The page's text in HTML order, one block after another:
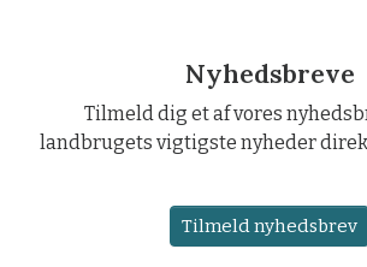
Nyhedsbreve
Tilmeld dig et af vores
landbrugets vigtigste nyheder
Tilmeld nyhedsbrev